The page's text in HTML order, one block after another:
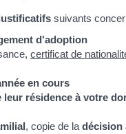
suivants
d'adoption
certificat de
en cours
résidence à votre
, copie de la décision